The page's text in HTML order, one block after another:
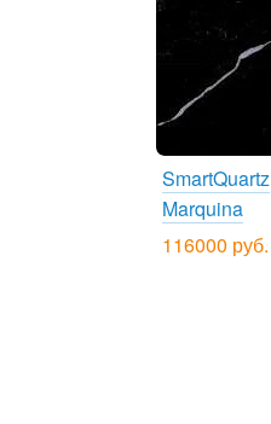
SmartQuartz
Marquina
116000 руб.